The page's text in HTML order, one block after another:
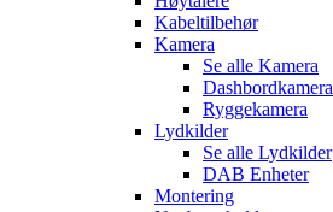
Kabeltilbehør
Kamera
Se alle Kamera
Dashbordkamera
Ryggekamera
Lydkilder
Se alle Lydkilder
DAB Enheter
Montering